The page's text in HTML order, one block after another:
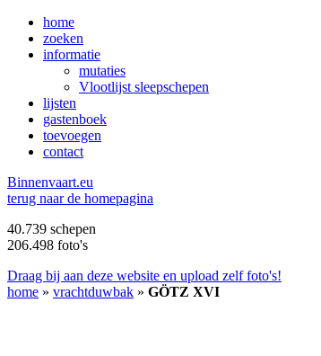
home
zoeken
informatie
mutaties
Vlootlijst sleepschepen
lijsten
gastenboek
toevoegen
contact
Binnenvaart.eu
terug naar de homepagina
40.739 schepen
206.498 foto's
Draag bij aan deze website en upload zelf foto's!
home » vrachtduwbak » GÖTZ XVI